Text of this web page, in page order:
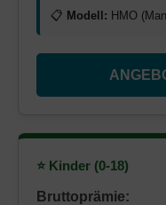
📋 Modell: HMO
⭐ Kinder (0-18)
Bruttoprämie: